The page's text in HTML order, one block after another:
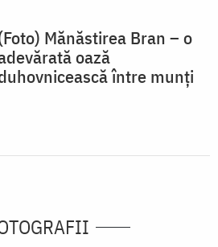
Mănăstirea Bran – o
oază
între munți